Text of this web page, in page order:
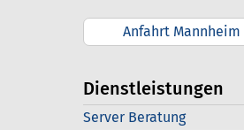
Anfahrt Mannheim
Dienstleistungen
Server Beratung